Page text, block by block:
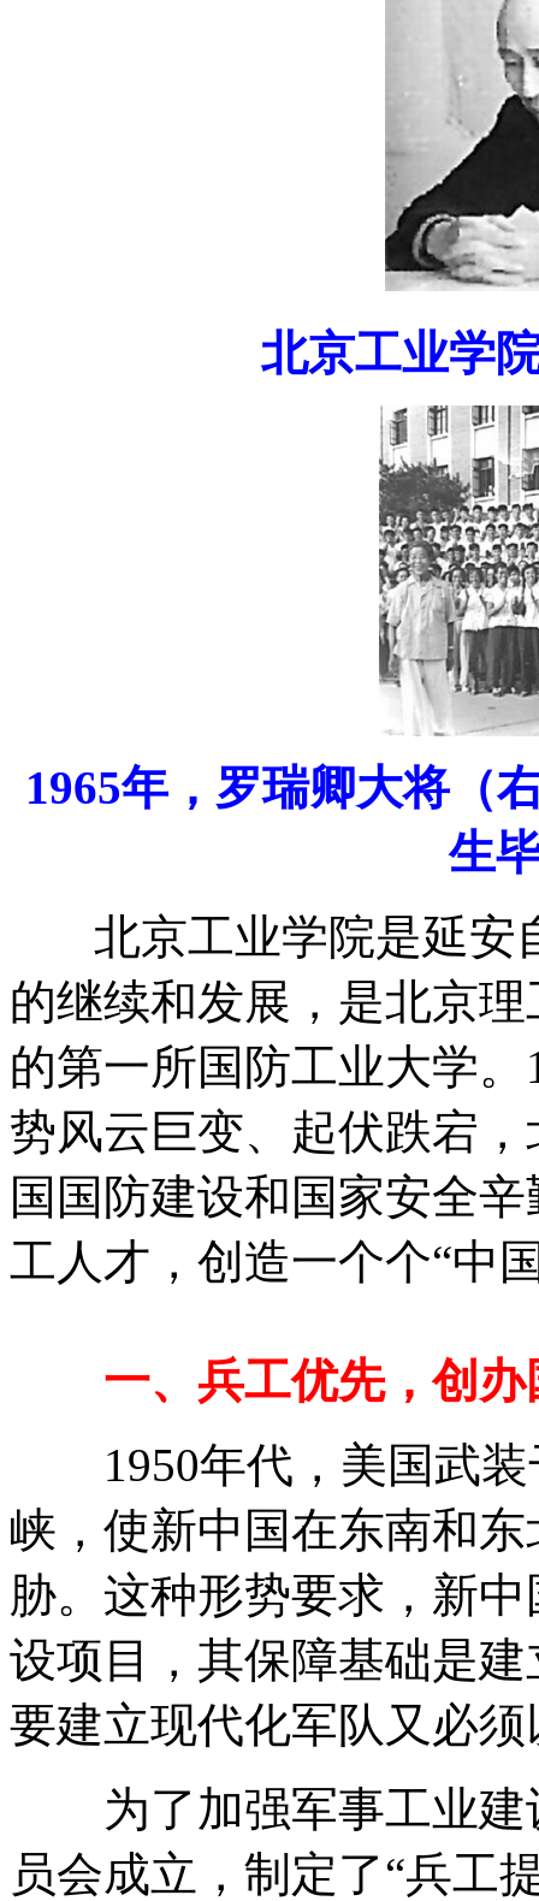
北京工业学
1965年，罗瑞卿大将（
生
北京工业学院是延安
的继续和发展，是北京
的第一所国防工业大学
势风云巨变、起伏跌宕
国国防建设和国家安全
工人才，创造一个个“中
一、兵工优先，创办
1950年代，美国武装
峡，使新中国在东南和
胁。这种形势要求，新
设项目，其保障基础是
要建立现代化军队又必
为了加强军事工业建
员会成立，制定了“兵工